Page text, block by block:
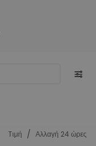
Tιμή / Αλλαγή 24 ώρες